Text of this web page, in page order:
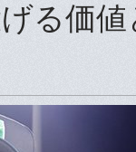
る価